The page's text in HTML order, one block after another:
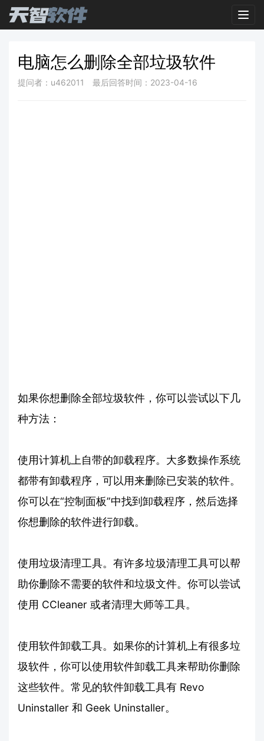
电脑怎么删除全部垃圾软件
提问者：u462011 最后回答时间：2023-04-16
如果你想删除全部垃圾软件，你可以尝试以下几
种方法：
使用计算机上自带的卸载程序。大多数操作系统
都带有卸载程序，可以用来删除已安装的软件。
你可以在“控制面板”中找到卸载程序，然后选择
你想删除的软件进行卸载。
使用垃圾清理工具。有许多垃圾清理工具可以帮
助你删除不需要的软件和垃圾文件。你可以尝试
使用 CCleaner 或者清理大师等工具。
使用软件卸载工具。如果你的计算机上有很多垃
圾软件，你可以使用软件卸载工具来帮助你删除
这些软件。常见的软件卸载工具有 Revo
Uninstaller 和 Geek Uninstaller。